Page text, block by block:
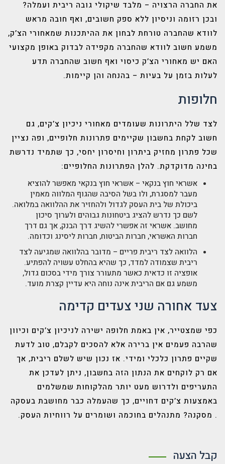
את החברה הרצויה – מלבד שיקולי גובה ריבית ועמלה?
ובכן רזומה וניסיון ללא ספק חשובים, ואף חובה מראש
לוודא שהחברה טורחת לבחון את ההיתכנות שמאחורי הצ’ק,
משמע חשוב לוודא שהחברה מקפידה לבדוק באופן מקצועי
האם יש מאחורי הצ’ק כיסוי ואף חשוב שהחברה תדע
לעלות בזמן על בעיות – בהנחה והן קיימות.
חלופות
לצד שלל היתרונות שעומדים מאחורי ניכיון צ’קים, גם
חשוב לקחת בחשבון שקיימים פתרונות חלופיים, ופה נציין
שכל פתרון מחזיק ביתרון וחיסרון יחסי, כך שתמיד נדרשת
בחינה מדוקדקת. להלן הפתרונות החלופיים:
אשראי חוץ בנקאי – אשראי חוץ בנקאי מאפשר להוציא
מעבר למסגרת, ולו בשל הסיבה שהגוף המלווה מאמין
ביכולת של בית העסק לגדול ולהחזיר את ההלוואה במלואה.
לשם כך נדרש להציג ביטחונות גבוהים ולערוך סיכון
מחושב. אשראי זה אפשרי להשיג דרך הבנק, אך גם דרך
חברות האשראי, חברות הביטוח, חברות ליסינג וכדומה.
הלוואה לצד ריבית פריים – מדובר בהלוואה שמגיעה לצד
ריבית שצמודה למדד, כך שהיא בהחלט עשויה להפתיע.
אופציה זו כדאית כאשר מתעורר צורך מידי בסכום גדול,
משמע גם אם הריבית אינה נוחה היא עדיין קצרת מועד.
צעד אחורה שני צעדים קדימה
כפי שמצטייר, אין באמת חלופה ישירה לניכיון צ’קים וכיוון
שהרבה פעמים אין ברירה אלא להסכים לקבלם, טוב לדעת
שקיים פתרון כלכלי ומידי. אז נכון שיש לשלם ריבית, אך
אם רק לוקחים את הנתון הזה בחשבון, ניתן לעדכן את
התעריפים ולדרוש מעט יותר מהלקוחות שמשלמים
באמצעות צ’קים דחויים, כך שהעמלה כבר מחושבת בעסקה
. מסקנה? מתנהלים בחוכמה ושומרים על רווחיות העסק.
קבל הצעה